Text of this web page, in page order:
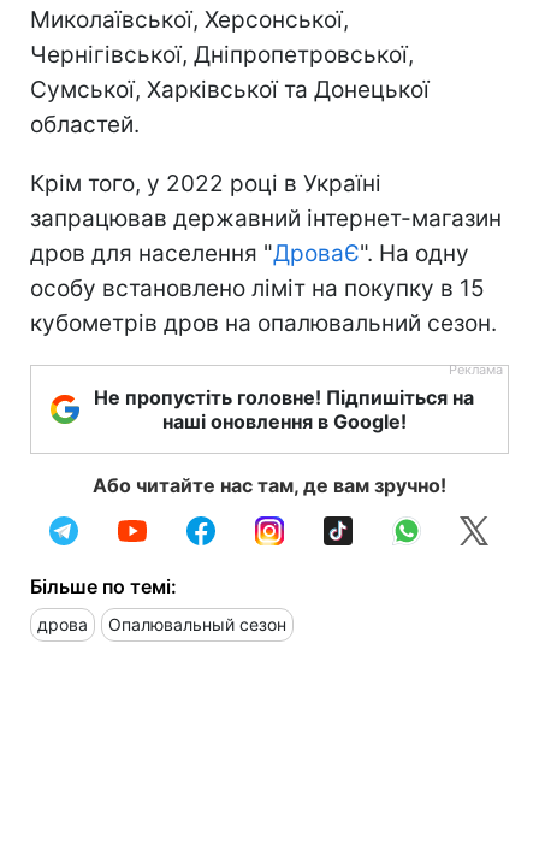
Миколаївської, Херсонської,
Чернігівської, Дніпропетровської,
Сумської, Харківської та Донецької
областей.
Крім того, у 2022 році в Україні
запрацював державний інтернет-магазин
дров для населення "ДроваЄ". На одну
особу встановлено ліміт на покупку в 15
кубометрів дров на опалювальний сезон.
Не пропустіть головне! Підпишіться на
наші оновлення в Google!
Або читайте нас там, де вам зручно!
Більше по темі:
дрова Опалювальный сезон